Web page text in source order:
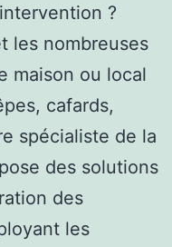
?
les nombreuses
maison ou local
cafards,
spécialiste de la
des solutions
des
les